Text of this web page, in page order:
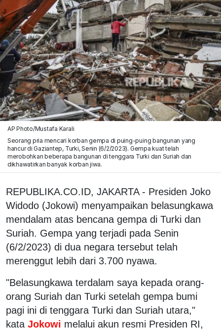
AP Photo/Mustafa Karali
Seorang pria mencari korban gempa di puing-puing bangunan yang
hancur di Gaziantep, Turki, Senin (6/2/2023). Gempa kuat telah
merobohkan beberapa bangunan di tenggara Turki dan Suriah dan
dikhawatirkan banyak korban jiwa.
REPUBLIKA.CO.ID, JAKARTA - Presiden Joko
Widodo (Jokowi) menyampaikan belasungkawa
mendalam atas bencana gempa di Turki dan
Suriah. Gempa yang terjadi pada Senin
(6/2/2023) di dua negara tersebut telah
merenggut lebih dari 3.700 nyawa.
"Belasungkawa terdalam saya kepada orang-
orang Suriah dan Turki setelah gempa bumi
pagi ini di tenggara Turki dan Suriah utara,"
kata Jokowi melalui akun resmi Presiden RI,